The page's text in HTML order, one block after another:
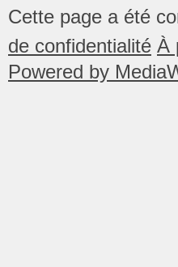
Cette page a été
de confidentialité À
Powered by